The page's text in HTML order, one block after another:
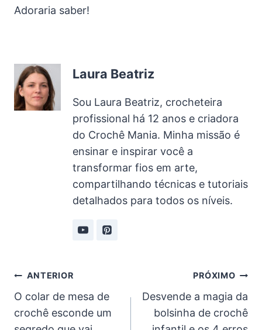
Adoraria saber!
Laura Beatriz
Sou Laura Beatriz, crocheteira
profissional há 12 anos e criadora
do Crochê Mania. Minha missão é
ensinar e inspirar você a
transformar fios em arte,
compartilhando técnicas e tutoriais
detalhados para todos os níveis.
Navegação
de
ANTERIOR
O colar de mesa de
crochê esconde um
PRÓXIMO
Desvende a magia da
bolsinha de crochê